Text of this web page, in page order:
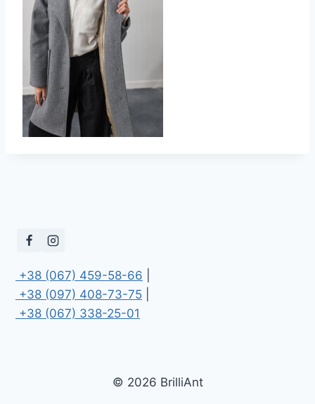
+38 (067) 459-58-66
+38 (097) 408-73-75
+38 (067) 338-25-01
© 2026 BrilliAnt